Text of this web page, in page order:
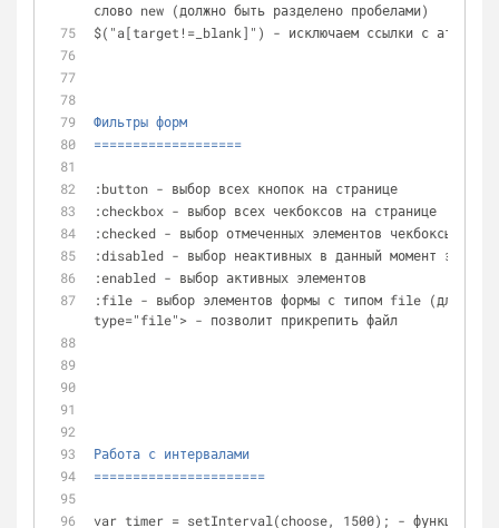
слово new (должно быть разделено пробелами)
$("a[target!=_blank]") - исключаем ссылки с
Фильтры форм
===================
:button - выбор всех кнопок на странице
:checkbox - выбор всех чекбоксов на странице
:checked - выбор отмеченных элементов чекбоксы или
:disabled - выбор неактивных в данный момент
:enabled - выбор активных элементов
:file - выбор элементов формы с типом file (для
type="file"> - позволит прикрепить файл
Работа с интервалами
======================
var timer = setInterval(choose, 1500); - функция